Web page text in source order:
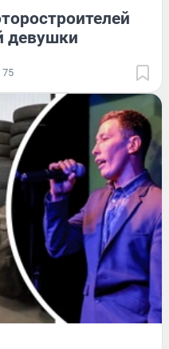
девушки
75